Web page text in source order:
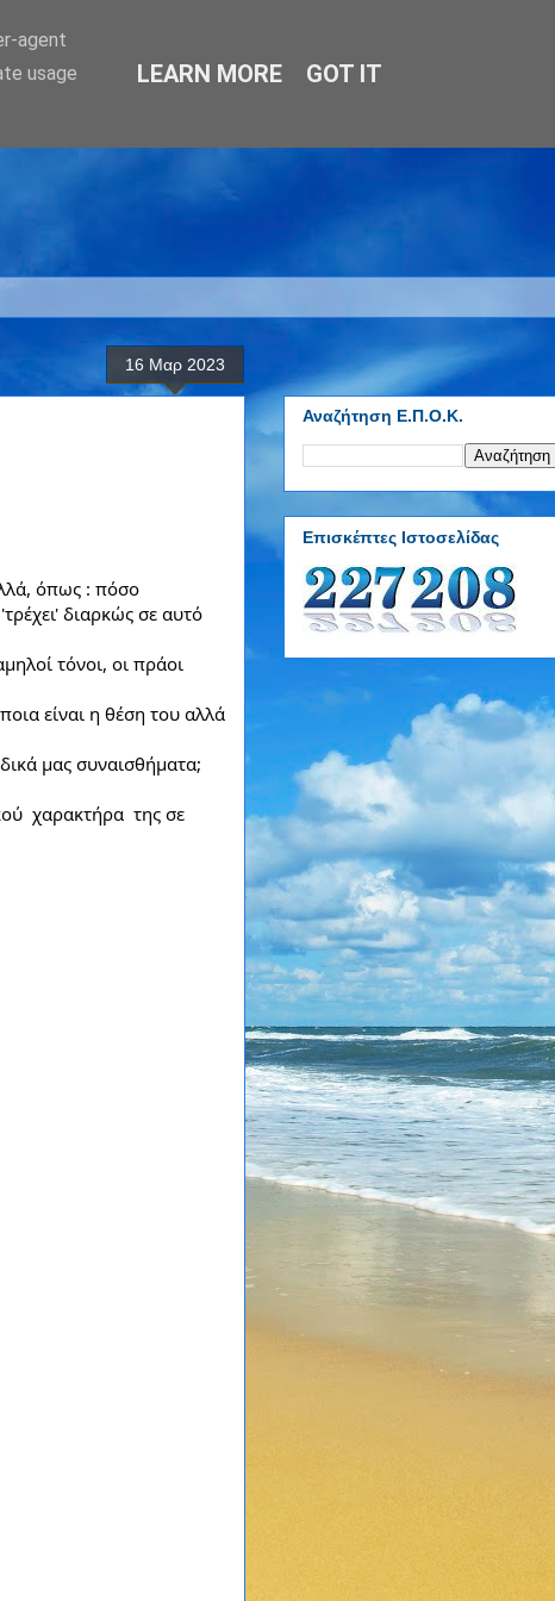
16 Μαρ 2023
όπως : πόσο
διαρκώς σε αυτό
τόνοι, οι πράοι
είναι η θέση του αλλά
μας συναισθήματα;
χαρακτήρα  της σε
Αναζήτηση Ε.Π.Ο.Κ.
Επισκέπτες Ιστοσελίδας
agent
usage
LEARN MORE GOT IT